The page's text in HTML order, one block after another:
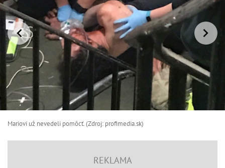
Mariovi už nevedeli pomôcť. (Zdroj: profimedia.sk)